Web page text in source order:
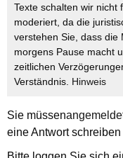
Texte schalten wir nicht
moderiert, da die
verstehen Sie, dass die
morgens Pause macht
zeitlichen
Verständnis. Hinweis
Sie müssen
eine Antwort